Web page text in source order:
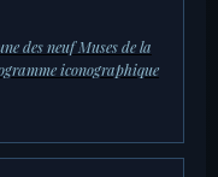
des neuf Muses de la
iconographique